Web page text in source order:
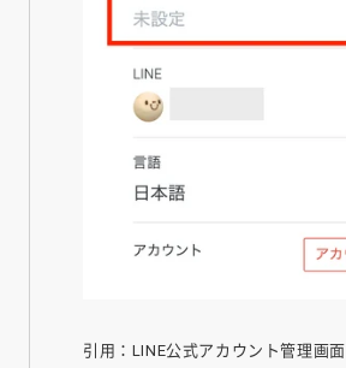
引用：LINE公式アカウント管理画面